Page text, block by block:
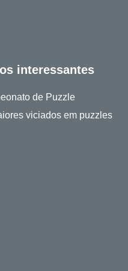
interessantes
de Puzzle
viciados em puzzles